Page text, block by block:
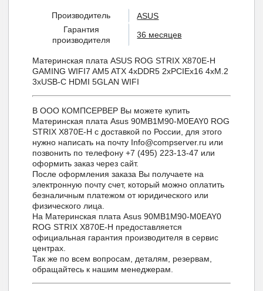
Производитель
ASUS
Гарантия
производителя
36 месяцев
Материнская плата ASUS ROG STRIX X870E-H
GAMING WIFI7 AM5 ATX 4xDDR5 2xPCIEx16 4xM.2
3xUSB-C HDMI 5GLAN WIFI
В ООО КОМПСЕРВЕР Вы можете купить
Материнская плата Asus 90MB1M90-M0EAY0 ROG
STRIX X870E-H с доставкой по России, для этого
нужно написать на почту Info@compserver.ru или
позвонить по телефону +7 (495) 223-13-47 или
оформить заказ через сайт.
После оформления заказа Вы получаете на
электронную почту счет, который можно оплатить
безналичным платежом от юридического или
физического лица.
На Материнская плата Asus 90MB1M90-M0EAY0
ROG STRIX X870E-H предоставляется
официальная гарантия производителя в сервис
центрах.
Так же по всем вопросам, деталям, резервам,
обращайтесь к нашим менеджерам.